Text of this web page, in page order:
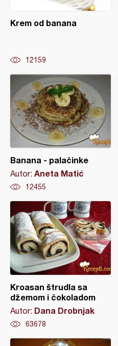
Krem od banana
12159
Banana - palačinke
Autor: Aneta Matić
12455
Kroasan štrudla sa
džemom i čokoladom
Autor: Dana Drobnjak
63678